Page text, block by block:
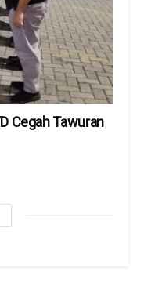
Cegah Tawuran